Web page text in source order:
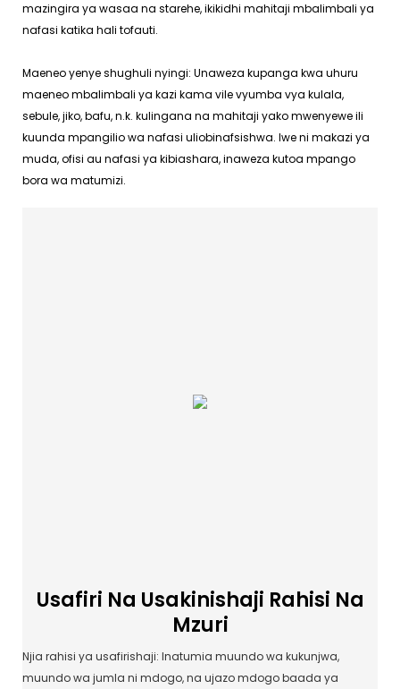
mazingira ya wasaa na starehe, ikikidhi mahitaji mbalimbali ya
nafasi katika hali tofauti.
Maeneo yenye shughuli nyingi: Unaweza kupanga kwa uhuru
maeneo mbalimbali ya kazi kama vile vyumba vya kulala,
sebule, jiko, bafu, n.k. kulingana na mahitaji yako mwenyewe ili
kuunda mpangilio wa nafasi uliobinafsishwa. Iwe ni makazi ya
muda, ofisi au nafasi ya kibiashara, inaweza kutoa mpango
bora wa matumizi.
Usafiri Na Usakinishaji Rahisi Na
Mzuri
Njia rahisi ya usafirishaji: Inatumia muundo wa kukunjwa,
muundo wa jumla ni mdogo, na ujazo mdogo baada ya